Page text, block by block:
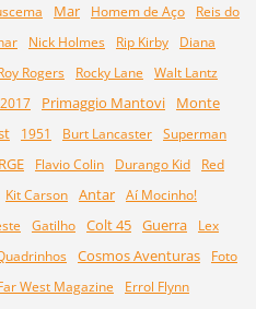
Mar Homem de Aço
Reis do
Nick Holmes Rip Kirby
Diana
Rogers Rocky Lane
Walt Lantz
2017 Primaggio Mantovi
Monte
1951 Burt Lancaster Superman
RGE Flavio Colin Durango Kid
Red
Kit Carson Antar Aí Mocinho!
Gatilho Colt 45 Guerra
Lex
Cosmos Aventuras
Foto
West Magazine
Errol Flynn